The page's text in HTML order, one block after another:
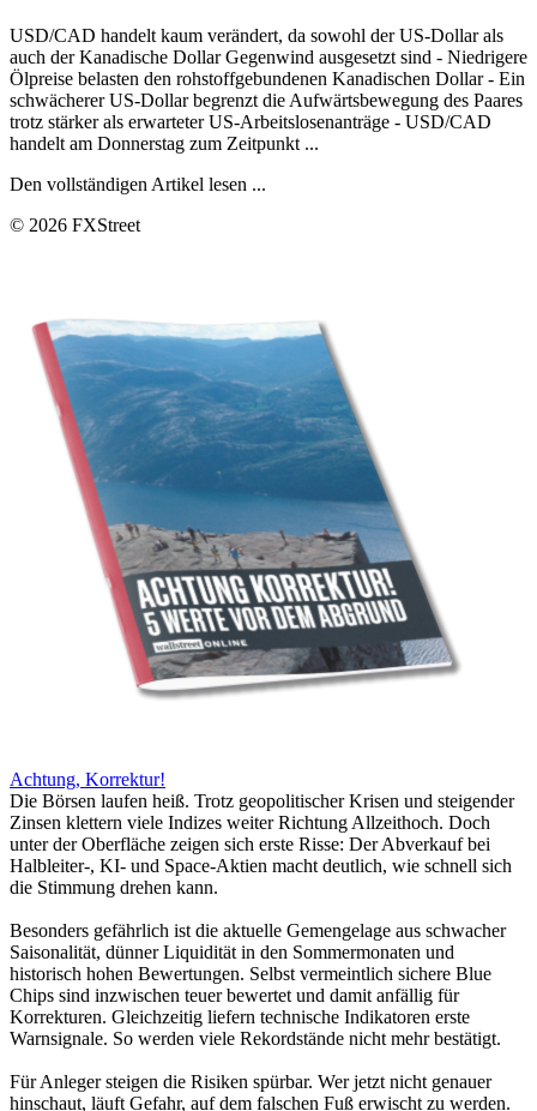
USD/CAD handelt kaum verändert, da sowohl der US-Dollar als
auch der Kanadische Dollar Gegenwind ausgesetzt sind - Niedrigere
Ölpreise belasten den rohstoffgebundenen Kanadischen Dollar - Ein
schwächerer US-Dollar begrenzt die Aufwärtsbewegung des Paares
trotz stärker als erwarteter US-Arbeitslosenanträge - USD/CAD
handelt am Donnerstag zum Zeitpunkt ...
Den vollständigen Artikel lesen ...
© 2026 FXStreet
Achtung, Korrektur!
Die Börsen laufen heiß. Trotz geopolitischer Krisen und steigender
Zinsen klettern viele Indizes weiter Richtung Allzeithoch. Doch
unter der Oberfläche zeigen sich erste Risse: Der Abverkauf bei
Halbleiter-, KI- und Space-Aktien macht deutlich, wie schnell sich
die Stimmung drehen kann.
Besonders gefährlich ist die aktuelle Gemengelage aus schwacher
Saisonalität, dünner Liquidität in den Sommermonaten und
historisch hohen Bewertungen. Selbst vermeintlich sichere Blue
Chips sind inzwischen teuer bewertet und damit anfällig für
Korrekturen. Gleichzeitig liefern technische Indikatoren erste
Warnsignale. So werden viele Rekordstände nicht mehr bestätigt.
Für Anleger steigen die Risiken spürbar. Wer jetzt nicht genauer
hinschaut, läuft Gefahr, auf dem falschen Fuß erwischt zu werden.